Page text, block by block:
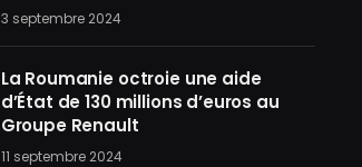
3 septembre 2024
La Roumanie octroie une aide
d’État de 130 millions d’euros au
Groupe Renault
11 septembre 2024